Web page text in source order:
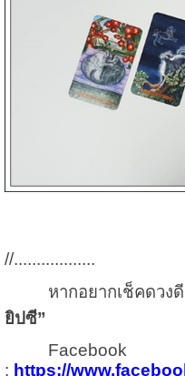
//..................
หากอยากเช็คดวง
ยิปซี”
Facebook
: https://